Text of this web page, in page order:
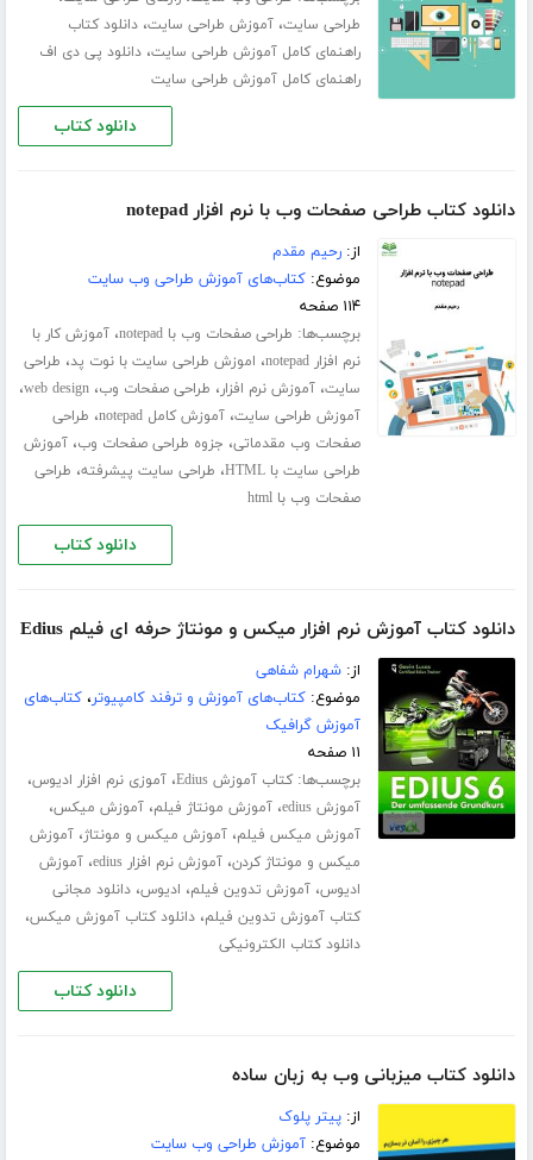
طراحی سایت،آموزش طراحی سایت،دانلود کتاب
راهنمای کامل آموزش طراحی سایت،دانلود پی دی اف
راهنمای کامل آموزش طراحی سایت
دانلود کتاب
دانلود کتاب طراحی صفحات وب با نرم افزار notepad
از:رحیم مقدم
موضوع:کتاب‌های آموزش طراحی وب سایت
۱۱۴ صفحه
برچسب‌ها: طراحی صفحات وب با notepad ،آموزش کار با
نرم افزار notepad
، اموزش طراحی سایت با نوت پد، طراحی
سایت،آموزش نرم افزار، طراحی صفحات وب،web design،
آموزش طراحی سایت،آموزش کامل notepad ، طراحی
صفحات وب مقدماتی، جزوه طراحی صفحات وب،آموزش
طراحی سایت با HTML
، طراحی سایت پیشرفته، طراحی
صفحات وب با html
دانلود کتاب
دانلود کتاب آموزش نرم افزار میکس و مونتاژ حرفه ای فیلم Edius
از:شهرام شفاهی
موضوع:کتاب‌های آموزش و ترفند کامپیوتر،کتاب‌های
آموزش گرافیک
۱۱ صفحه
برچسب‌ها:کتاب آموزش Edius ،آموزی نرم افزار ادیوس،
آموزش edius ،آموزش مونتاژ فیلم،آموزش میکس،
آموزش میکس فیلم،آموزش میکس و مونتاژ،آموزش
میکس و مونتاژ کردن،آموزش نرم افزار edius ،آموزش
ادیوس،آموزش تدوین فیلم، ادیوس،دانلود مجانی
کتاب آموزش تدوین فیلم،دانلود کتاب آموزش میکس،
دانلود کتاب الکترونیکی
دانلود کتاب
دانلود کتاب میزبانی وب به زبان ساده
از:پیتر پلوک
موضوع:آموزش طراحی وب سایت